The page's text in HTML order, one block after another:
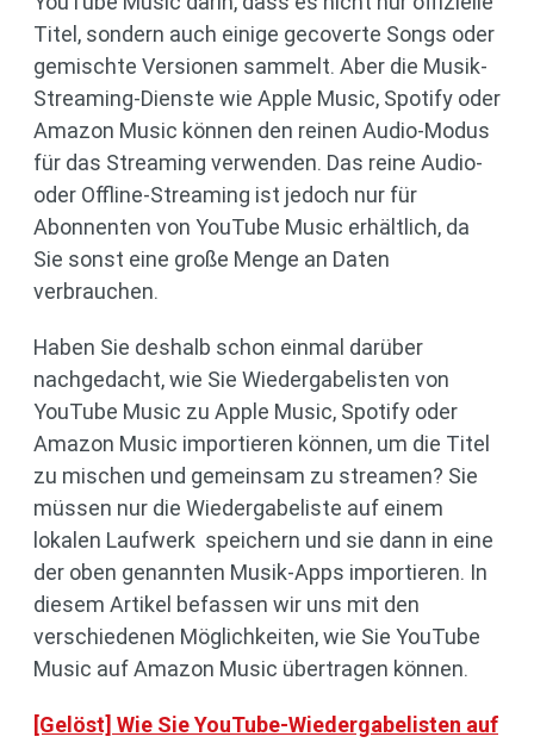
Titel, sondern auch einige gecoverte Songs oder
gemischte Versionen sammelt. Aber die Musik-
Streaming-Dienste wie Apple Music, Spotify oder
Amazon Music können den reinen Audio-Modus
für das Streaming verwenden. Das reine Audio-
oder Offline-Streaming ist jedoch nur für
Abonnenten von YouTube Music erhältlich, da
Sie sonst eine große Menge an Daten
verbrauchen.
Haben Sie deshalb schon einmal darüber
nachgedacht, wie Sie Wiedergabelisten von
YouTube Music zu Apple Music, Spotify oder
Amazon Music importieren können, um die Titel
zu mischen und gemeinsam zu streamen? Sie
müssen nur die Wiedergabeliste auf einem
lokalen Laufwerk speichern und sie dann in eine
der oben genannten Musik-Apps importieren. In
diesem Artikel befassen wir uns mit den
verschiedenen Möglichkeiten, wie Sie YouTube
Music auf Amazon Music übertragen können.
[Gelöst] Wie Sie YouTube-Wiedergabelisten auf